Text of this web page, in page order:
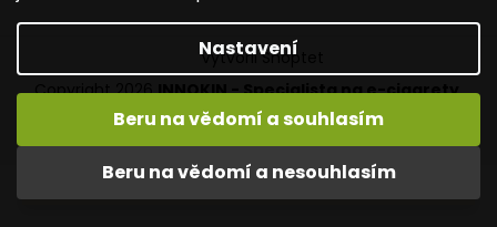
Nastavení
Beru na vědomí a nesouhlasím
Beru na vědomí a souhlasím
Vítejte ve světě INNOKIN. Nabízíme Vám to nejlepší ze světa
vapingu. DORUČENÍ ZDARMA nad 1000,- kč / 50 EURO!
D
u
Vytvořil Shoptet
Copyright 2026INNOKIN - Specialista na e-cigarety.
Všechna práva vyhrazena.Upravit nastavení cookies